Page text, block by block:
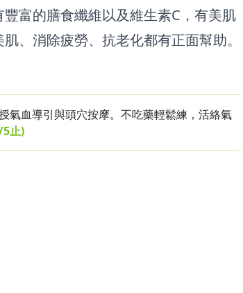
富的膳食纖維以及維生素C，有美肌
、消除疲勞、抗老化都有正面幫助。
氣血導引與頭穴按摩。不吃藥輕鬆練，活絡氣
止)